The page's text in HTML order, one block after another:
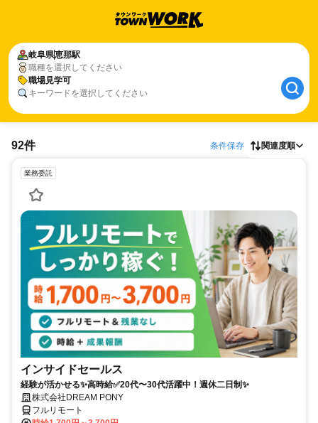
岐阜県恵那駅
職種を選択してください
職場見学可
キーワードを選択してください
92件 条件保存 関連度順
業務委託
インサイドセールス
経験が活かせる✨高時給✅20代〜30代活躍中！週休二日制✨
株式会社DREAM PONY
フルリモート